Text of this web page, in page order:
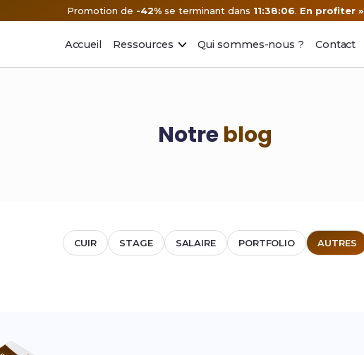
Promotion de -42% se terminant dans 11:38:06. En profiter »
Accueil Ressources Qui sommes-nous ? Contact
Notreblog
CUIR STAGE SALAIRE PORTFOLIO AUTRES